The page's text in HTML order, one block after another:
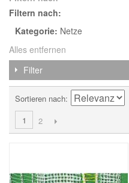
Filtern nach:
Kategorie: Netze
Alles entfernen
Filter
Sortieren nach
1
2